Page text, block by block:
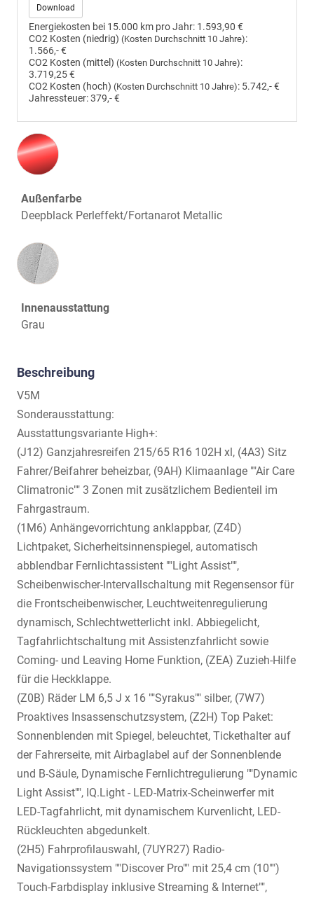
Download
Energiekosten bei 15.000 km pro Jahr: 1.593,90 €
CO2 Kosten (niedrig) (Kosten Durchschnitt 10 Jahre):
1.566,- €
CO2 Kosten (mittel) (Kosten Durchschnitt 10 Jahre):
3.719,25 €
CO2 Kosten (hoch) (Kosten Durchschnitt 10 Jahre): 5.742,- €
Jahressteuer:379,- €
Außenfarbe
Deepblack Perleffekt/Fortanarot Metallic
Innenausstattung
Innenausstattung
Grau
Beschreibung
V5M
Sonderausstattung:
Ausstattungsvariante High+:
(J12) Ganzjahresreifen 215/65 R16 102H xl, (4A3) Sitz
Fahrer/Beifahrer beheizbar, (9AH) Klimaanlage ""Air Care
Climatronic"" 3 Zonen mit zusätzlichem Bedienteil im
Fahrgastraum.
(1M6) Anhängevorrichtung anklappbar, (Z4D)
Lichtpaket, Sicherheitsinnenspiegel, automatisch
abblendbar Fernlichtassistent ""Light Assist"",
Scheibenwischer-Intervallschaltung mit Regensensor für
die Frontscheibenwischer, Leuchtweitenregulierung
dynamisch, Schlechtwetterlicht inkl. Abbiegelicht,
Tagfahrlichtschaltung mit Assistenzfahrlicht sowie
Coming- und Leaving Home Funktion, (ZEA) Zuzieh-Hilfe
für die Heckklappe.
(Z0B) Räder LM 6,5 J x 16 ""Syrakus"" silber, (7W7)
Proaktives Insassenschutzsystem, (Z2H) Top Paket:
Sonnenblenden mit Spiegel, beleuchtet, Tickethalter auf
der Fahrerseite, mit Airbaglabel auf der Sonnenblende
und B-Säule, Dynamische Fernlichtregulierung ""Dynamic
Light Assist"", IQ.Light - LED-Matrix-Scheinwerfer mit
LED-Tagfahrlicht, mit dynamischem Kurvenlicht, LED-
Rückleuchten abgedunkelt.
(2H5) Fahrprofilauswahl, (7UYR27) Radio-
Navigationssystem ""Discover Pro"" mit 25,4 cm (10"")
Touch-Farbdisplay inklusive Streaming & Internet"",